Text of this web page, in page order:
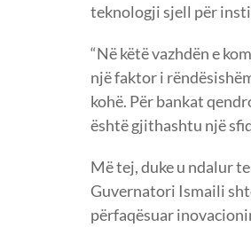
teknologji sjell për
“Në këtë vazhdën e
një faktor i
kohë. Për bankat
është gjithashtu një
Më tej, duke u ndalur
Guvernatori Ismaili
përfaqësuar